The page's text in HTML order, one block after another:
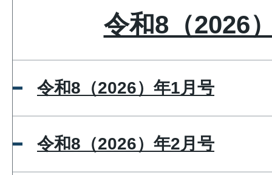
令和8（2026
令和8（2026）年1月号
令和8（2026）年2月号